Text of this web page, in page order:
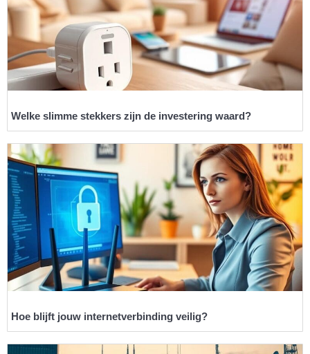
Welke slimme stekkers zijn de investering waard?
Hoe blijft jouw internetverbinding veilig?